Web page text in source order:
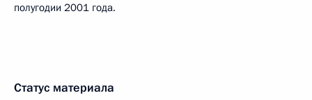
полугодии 2001 года.
Статус материала